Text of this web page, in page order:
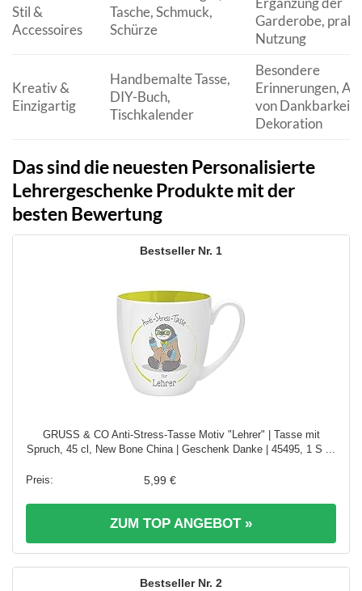
Stil &
Accessoires
Tasche, Schmuck,
Schürze
Garderobe,
Nutzung
Kreativ &
Einzigartig
Handbemalte Tasse,
DIY-Buch,
Tischkalender
Besondere
Erinnerungen,
von Dankbarkeit,
Dekoration
Das sind die neuesten Personalisierte
Lehrergeschenke Produkte mit der
besten Bewertung
1
GRUSS & CO Anti-Stress-Tasse Motiv "Lehrer" | Tasse mit
Spruch, 45 cl, New Bone China | Geschenk Danke | 45495, 1 S ...
5,99 €
ZUM TOP ANGEBOT »
2